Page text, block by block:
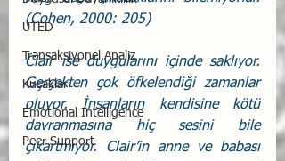
UTED
Transaksiyonel Analiz
Kuşaklar
Emotional Intelligence
Peer Support
(Cohen, 2000: 205)
Clair ise duygularını içinde saklıyor.
Gerçekten çok öfkelendiği zamanlar
oluyor. İnsanların kendisine kötü
davranmasına hiç sesini bile
çıkartmıyor. Clair’in anne ve babası